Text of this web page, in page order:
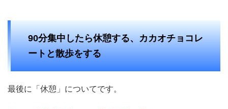
90分集中したら休憩する、カカオチョコレ
ートと散歩をする
最後に「休憩」についてです。